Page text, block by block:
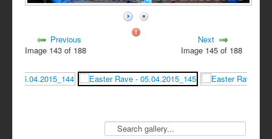
Previous
Image 143 of 188
Next
Image 145 of 188